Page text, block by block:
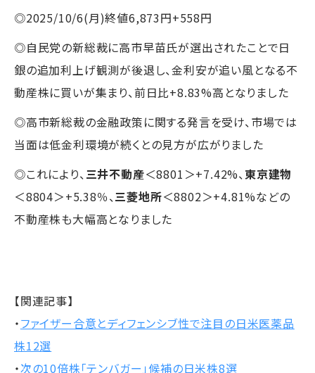
◎2025/10/6(月)終値6,873円+558円
◎自民党の新総裁に高市早苗氏が選出されたことで日
銀の追加利上げ観測が後退し、金利安が追い風となる不
動産株に買いが集まり、前日比+8.83%高となりました
◎高市新総裁の金融政策に関する発言を受け、市場では
当面は低金利環境が続くとの見方が広がりました
◎これにより、 三井不動産＜8801＞+7.42%、 東京建物
＜8804＞+5.38％、三菱地所＜8802＞+4.81%などの
不動産株も大幅高となりました
【関連記事】
・ファイザー合意とディフェンシブ性で注目の日米医薬品
株12選
・次の10倍株「テンバガー」候補の日米株8選